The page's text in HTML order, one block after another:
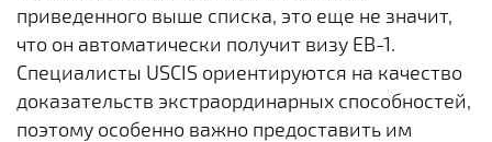
приведенного выше списка, это еще не значит,
что он автоматически получит визу EB-1.
Специалисты USCIS ориентируются на качество
доказательств экстраординарных способностей,
поэтому особенно важно предоставить им